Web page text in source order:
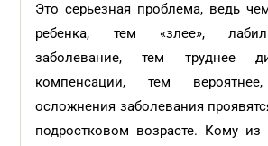
Это серьезная проблема, ведь
ребенка, тем «злее»,
заболевание, тем труднее
компенсации, тем
осложнения заболевания
подростковом возрасте. Кому